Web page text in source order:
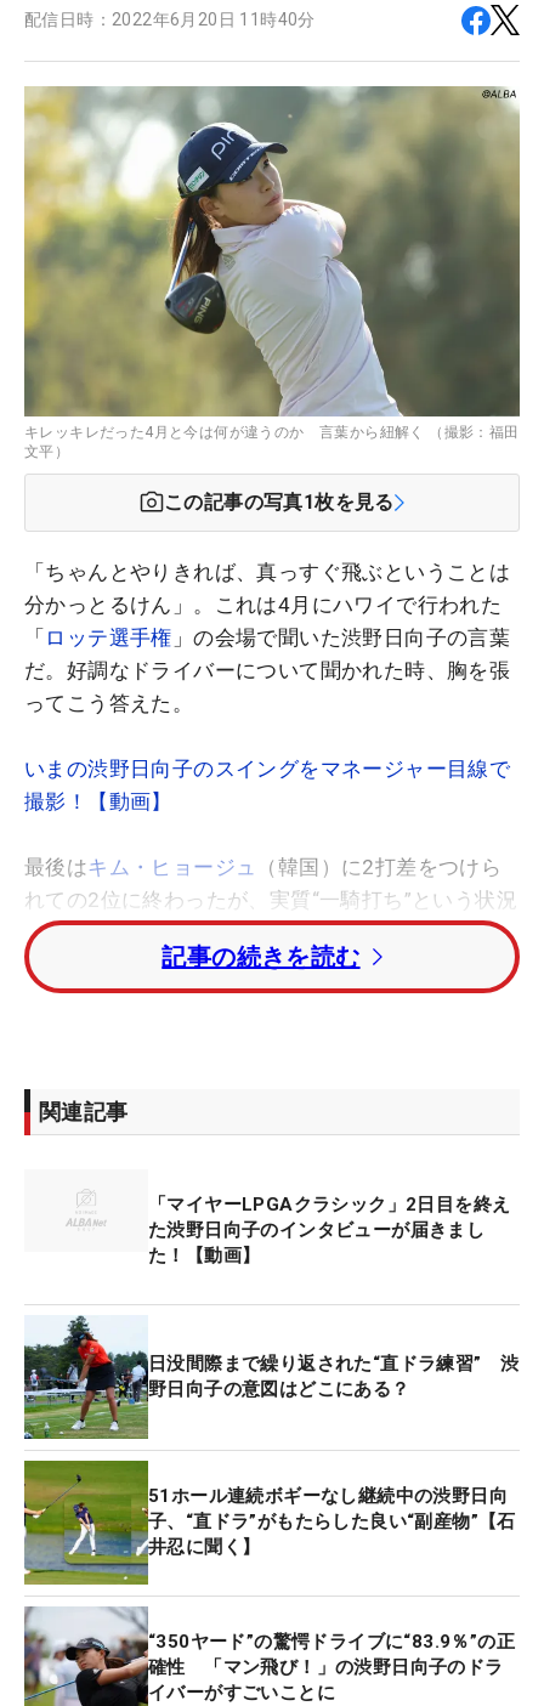
配信日時： 2022年6月20日 11時40分
キレッキレだった4月と今は何が違うのか 言葉から紐解く （撮影：福田
文平）
この記事の写真1枚を見る
「ちゃんとやりきれば、真っすぐ飛ぶということは
分かっとるけん」。これは4月にハワイで行われた
「 ロッテ選手権 」の会場で聞いた渋野日向子の言葉
だ。好調なドライバーについて聞かれた時、胸を張
ってこう答えた。
いまの渋野日向子のスイングをマネージャー目線で
撮影！【動画】
最後はキム・ヒョージュ
（韓国）に2打差をつけら
れての2位に終わったが、実質“一騎打ち”という状況
で優勝争いを繰り広げた試合では、とにかくドライ
バーの好調ぶりが際立っていた。ハワイ特有の強い
風が吹く状態のなか、渋野の4日間のフェアウェイ
もちろん“フォローの風に乗って”という但し書きが
せていた。迷いなく振り切るドライバーから放たれ
るショットは、飛んで曲がらない。優勝を争うにふ
さわしい内容だった。
その1カ月後、日本で見た渋野のプレーは、ハワイ
の時とは少し異なるものだった。今季の日本ツアー
初戦に選んだ「ブリヂストンレディスオープン」で
は、ちょっと前まで好調だったドライバーショット
への違和感を口にしていた。
右に出るようなショットも目立ち、フェアウェイキ
ープは2日間28ホール中12ホール（42.8％）。今季
の国内女子ツアー最長の6713ヤードを誇り、ラフも
長く設定されたここでティショットを外すのは致命
傷となり、予選落ちを喫した。
記事の続きを読む
関連記事
「マイヤーLPGAクラシック」2日目を終え
た渋野日向子のインタビューが届きまし
た！【動画】
日没間際まで繰り返された“直ドラ練習” 渋
野日向子の意図はどこにある？
51ホール連続ボギーなし継続中の渋野日向
子、“直ドラ”がもたらした良い“副産物”【石
井忍に聞く】
“350ヤード”の驚愕ドライブに“83.9％”の正
確性 「マン飛び！」の渋野日向子のドラ
イバーがすごいことに